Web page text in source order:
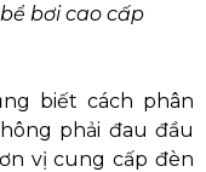
bơi cao cấp
biết cách phân
phải đau đầu
vị cung cấp đèn